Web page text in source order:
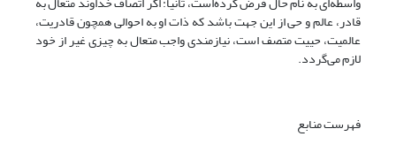
قادر، عالم و حی از این جهت باشد که ذات او به احوالی همچون قادریت،
عالمیت، حییت متصف است، نیازمندی واجب متعال به چیزی غیر از خود
لازم می‌گردد.
فهرست منابع